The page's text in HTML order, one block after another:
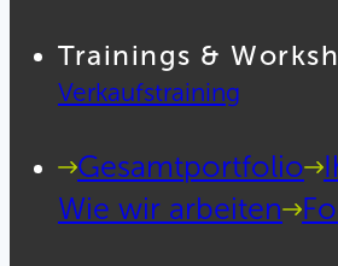
Trainings &
Verkaufstraining
Gesamtportfolio
Wie wir arbeiten